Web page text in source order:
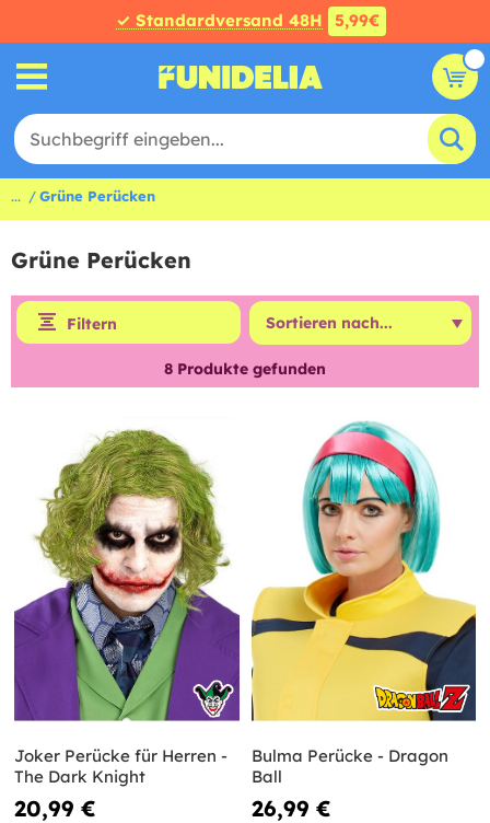
✓ Standardversand 48H 5,99€
... Grüne Perücken
Grüne Perücken
Filtern
8 Produkte gefunden
Joker Perücke für Herren -
The Dark Knight
20,99 €
Bulma Perücke - Dragon
Ball
26,99 €